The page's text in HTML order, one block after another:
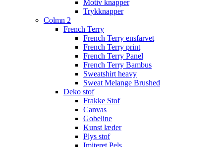
Motiv knapper
Trykknapper
Colmn 2
French Terry
French Terry ensfarvet
French Terry print
French Terry Panel
French Terry Bambus
Sweatshirt heavy
Sweat Melange Brushed
Deko stof
Frakke Stof
Canvas
Gobeline
Kunst læder
Plys stof
Imiteret Pels